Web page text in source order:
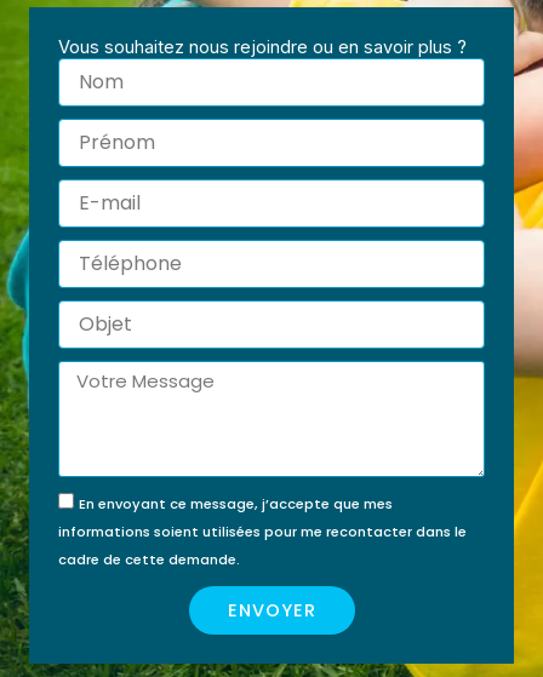
Vous souhaitez nous rejoindre ou en savoir plus ?
Nom
Prénom
E-
mail
Téléphone
Objet
Message
En envoyant ce message, j’accepte que mes
informations soient utilisées pour me recontacter dans le
cadre de cette demande.
ENVOYER